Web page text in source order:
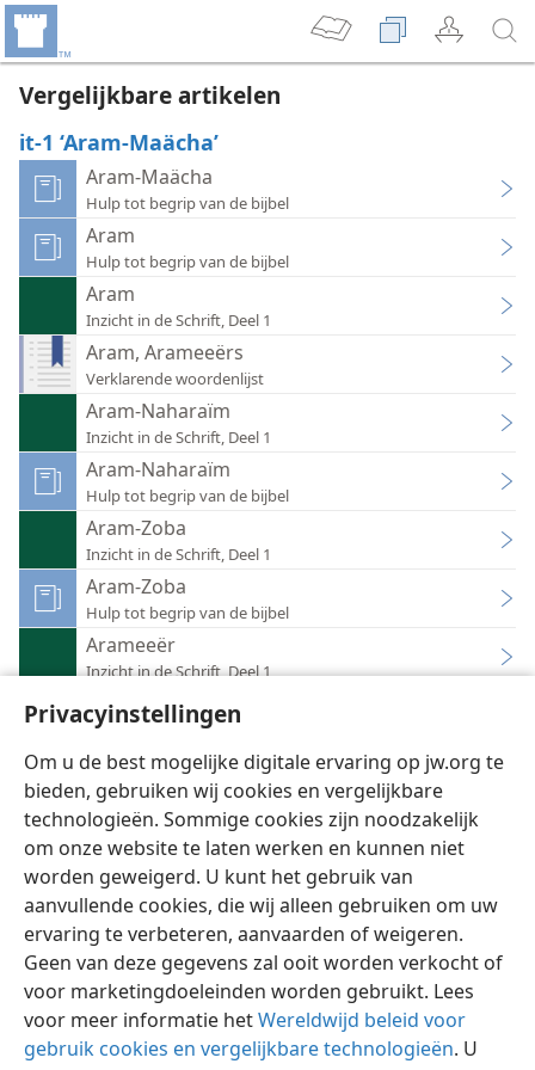
Privacyinstellingen
Om u de best mogelijke digitale ervaring op jw.org te
bieden, gebruiken wij cookies en vergelijkbare
technologieën. Sommige cookies zijn noodzakelijk
om onze website te laten werken en kunnen niet
worden geweigerd. U kunt het gebruik van
aanvullende cookies, die wij alleen gebruiken om uw
ervaring te verbeteren, aanvaarden of weigeren.
Geen van deze gegevens zal ooit worden verkocht of
voor marketingdoeleinden worden gebruikt. Lees
voor meer informatie hetWereldwijd beleid voor
gebruik cookies en vergelijkbare technologieën. U
Vergelijkbare artikelen
it-1 ‘Aram-Maächa’
Aram-Maächa
Hulp tot begrip van de bijbel
Aram
Hulp tot begrip van de bijbel
Aram
Inzicht in de Schrift, Deel 1
Aram, Arameeërs
Verklarende woordenlijst
Aram-Naharaïm
Inzicht in de Schrift, Deel 1
Aram-Naharaïm
Hulp tot begrip van de bijbel
Aram-Zoba
Inzicht in de Schrift, Deel 1
Aram-Zoba
Hulp tot begrip van de bijbel
Arameeër
Inzicht in de Schrift, Deel 1
Syrië, Syriërs
Verklarende woordenlijst
Nederlands Instellingen
Copyright© 2026 Watch Tower Bible and Tract Society of Pennsylvania
Gebruiksvoorwaarden Privacybeleid
Privacyinstellingen
JW.ORG
Inloggen